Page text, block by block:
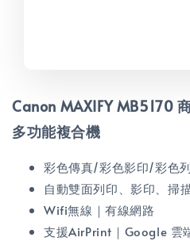
Canon MAXIFY MB5170
多功能複合機
彩色傳真/彩色影印/彩色
自動雙面列印、影印、掃
Wifi無線｜有線網路
支援AirPrint｜Google 雲